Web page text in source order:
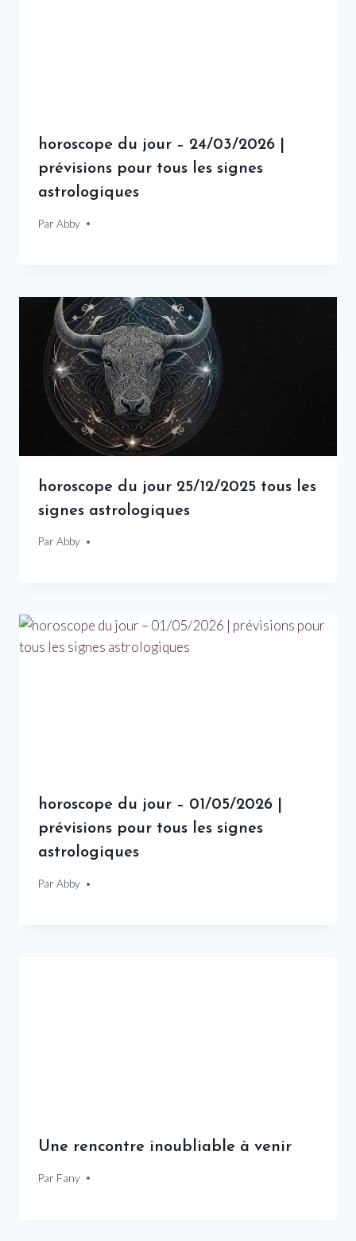
horoscope du jour – 24/03/2026 |
prévisions pour tous les signes
astrologiques
Par Abby
24 mars 2026
horoscope du jour 25/12/2025 tous les
signes astrologiques
Par Abby
25 décembre 2025
horoscope du jour – 01/05/2026 |
prévisions pour tous les signes
astrologiques
Par Abby
1 mai 2026
Une rencontre inoubliable à venir
Par Fany
9 janvier 2025